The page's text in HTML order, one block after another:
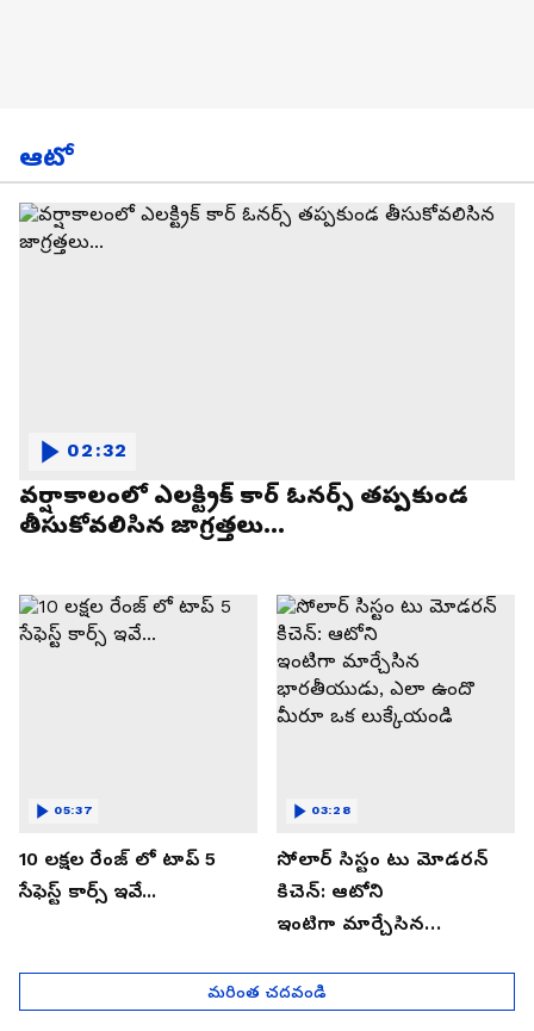
ఆటో
వర్షాకాలంలో ఎలక్ట్రిక్ కార్ ఓనర్స్ తప్పకుండ
తీసుకోవలిసిన జాగ్రత్తలు...
02:32
10 లక్షల రేంజ్ లో టాప్ 5
సేఫెస్ట్ కార్స్ ఇవే...
05:37
సోలార్ సిస్టం టు మోడరన్
కిచెన్: ఆటోని
ఇంటిగా మార్చేసిన
మీరూ ఒక లుక్కేయండి
03:28
మరింత చదవండి